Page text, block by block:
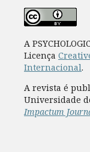
A
Licença
Internacional.
A revista é
Universidade
Impactum